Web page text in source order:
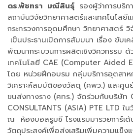
ดร.พัชทรา มณีสินธุ์ รองผู้ว่าการบริ
สถาบันวิจัยวิทยาศาสตร์และเทคโนโลยี
กระทรวงการอุดมศึกษา วิทยาศาสตร์
เป็นประธานเปิดการสัมมนา เรื่อง ขับ
พัฒนากระบวนการผลิตเชิงวิศวกรรม ด้
เทคโนโลยี CAE (Computer Aided
โดย หน่วยฝึกอบรม กลุ่มบริการอุตสา
วิเคราะห์สมบัติของวัสดุ (ศพว.) และศู
ขนส่งทางราง (ศทร.) จัดร่วมกับบริษัท
CONSULTANTS (ASIA) PTE LTD
ณ ห้องบอลรูมซี โรงแรมมารวยการ์เ
วัตถุประสงค์เพื่อส่งเสริมเพิ่มความแข็ง